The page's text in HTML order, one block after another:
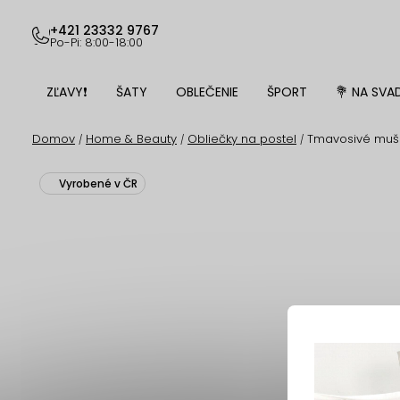
obsah
+421 23332 9767
Po-Pi: 8:00-18:00
ZĽAVY❗ ŠATY OBLEČENIE ŠPORT 💐 NA
Domov / Home & Beauty / Obliečky na postel / Tmavosivé
Vyrobené v ČR